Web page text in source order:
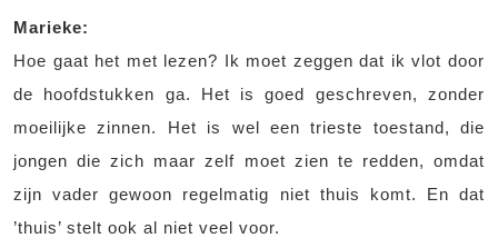
Marieke:
Hoe gaat het met lezen? Ik moet zeggen dat ik vlot door
de hoofdstukken ga. Het is goed geschreven, zonder
moeilijke zinnen. Het is wel een trieste toestand, die
jongen die zich maar zelf moet zien te redden, omdat
zijn vader gewoon regelmatig niet thuis komt. En dat
’thuis’ stelt ook al niet veel voor.